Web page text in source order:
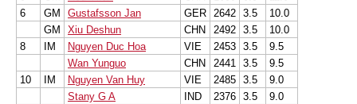
6
GM Gustafsson Jan GER 2642 3.5
10.0
GM
Xiu Deshun CHN 2492 3.5
10.0
8
IM Nguyen Duc Hoa VIE 2453 3.5
9.5
Wan Yunguo
CHN 2441 3.5
9.5
10
IM Nguyen Van Huy VIE 2485 3.5
9.0
Stany G A
IND 2376 3.5
9.0